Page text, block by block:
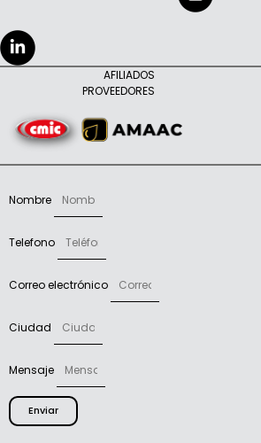
AFILIADOS
PROVEEDORES
Nombre
Telefono
Correo electrónico
Ciudad
Mensaje
Enviar